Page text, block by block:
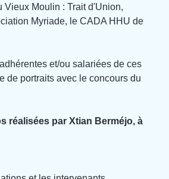
Moulin : Trait d'Union,
Myriade, le CADA HHU de
et/ou salariées de ces
de portraits avec le concours du
réalisées par Xtian Berméjo, à